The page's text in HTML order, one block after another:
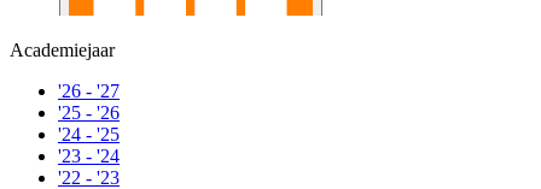
Academiejaar
'26 - '27
'25 - '26
'24 - '25
'23 - '24
'22 - '23